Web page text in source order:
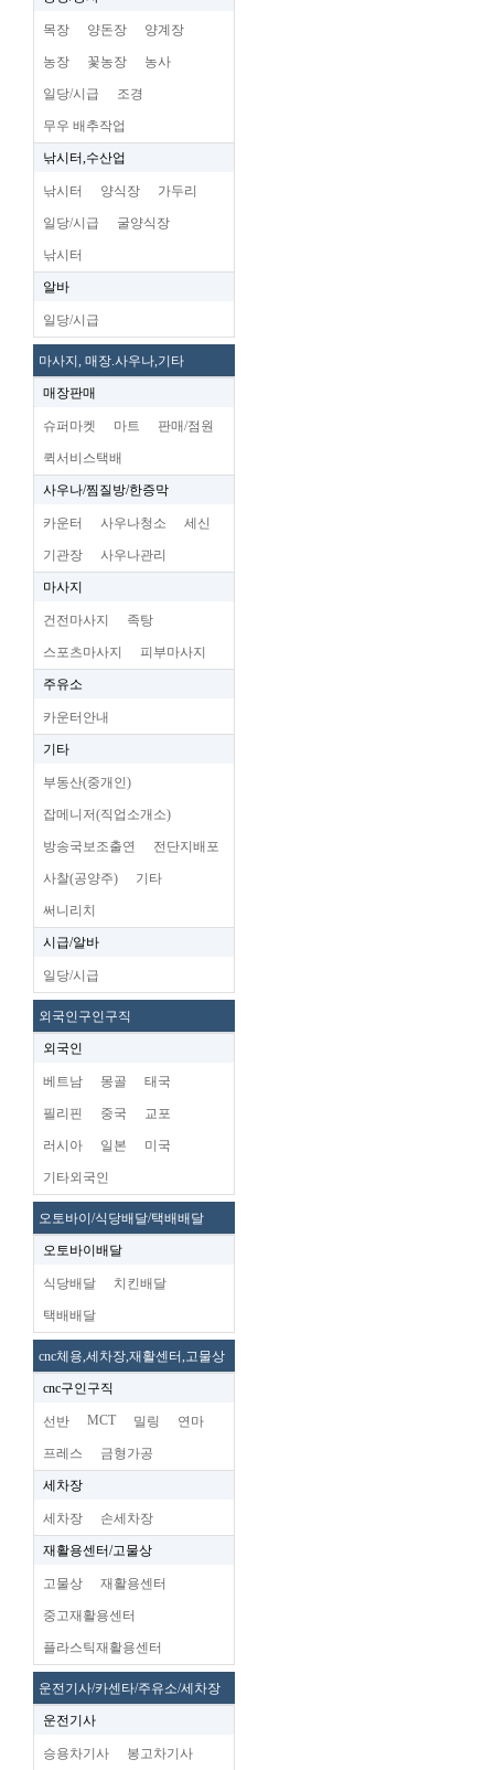
목장 양돈장 양계장
농장 꽃농장 농사
일당/시급 조경
무우 배추작업
낚시터,수산업
낚시터 양식장 가두리
일당/시급 굴양식장
낚시터
알바
일당/시급
마사지, 매장.사우나,기타
매장판매
슈퍼마켓 마트 판매/점원
퀵서비스택배
사우나/찜질방/한증막
카운터 사우나청소 세신
기관장 사우나관리
마사지
건전마사지 족탕
스포츠마사지 피부마사지
주유소
카운터안내
기타
부동산(중개인)
잡메니저(직업소개소)
방송국보조출연 전단지배포
사찰(공양주) 기타
써니리치
시급/알바
일당/시급
외국인구인구직
외국인
베트남 몽골 태국
필리핀 중국 교포
러시아 일본 미국
기타외국인
오토바이/식당배달/택배배달
오토바이배달
식당배달 치킨배달
택배배달
cnc체용,세차장,재활센터,고물상
cnc구인구직
선반 MCT 밀링 연마
프레스 금형가공
세차장
세차장 손세차장
재활용센터/고물상
고물상 재활용센터
중고재활용센터
플라스틱재활용센터
운전기사/카센타/주유소/세차장
운전기사
승용차기사 봉고차기사